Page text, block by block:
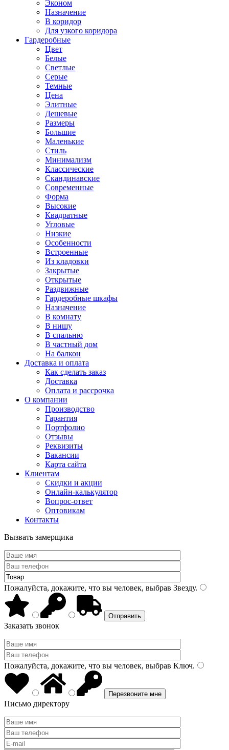
Эконом
Назначение
В коридор
Для узкого коридора
Гардеробные
Цвет
Белые
Светлые
Серые
Темные
Цена
Элитные
Дешевые
Размеры
Большие
Маленькие
Стиль
Минимализм
Классические
Скандинавские
Современные
Форма
Высокие
Квадратные
Угловые
Низкие
Особенности
Встроенные
Из кладовки
Закрытые
Открытые
Раздвижные
Гардеробные шкафы
Назначение
В комнату
В нишу
В спальню
В частный дом
На балкон
Доставка и оплата
Как сделать заказ
Доставка
Оплата и рассрочка
О компании
Производство
Гарантия
Портфолио
Отзывы
Реквизиты
Вакансии
Карта сайта
Клиентам
Скидки и акции
Онлайн-калькулятор
Вопрос-ответ
Оптовикам
Контакты
Вызвать замерщика
Пожалуйста, докажите, что вы человек, выбрав Звезду.
Заказать звонок
Пожалуйста, докажите, что вы человек, выбрав Ключ.
Письмо директору